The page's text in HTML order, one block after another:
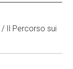
/ Il Percorso sui